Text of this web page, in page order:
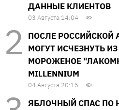
ДАННЫЕ КЛИЕНТОВ
03 Августа 14:04
ПОСЛЕ РОССИЙСКОЙ
МОГУТ ИСЧЕЗНУТЬ
МОРОЖЕНОЕ
MILLENNIUM
04 Августа 20:15
ЯБЛОЧНЫЙ СПАС ПО